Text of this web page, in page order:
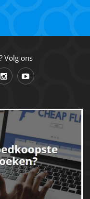
Volg ons